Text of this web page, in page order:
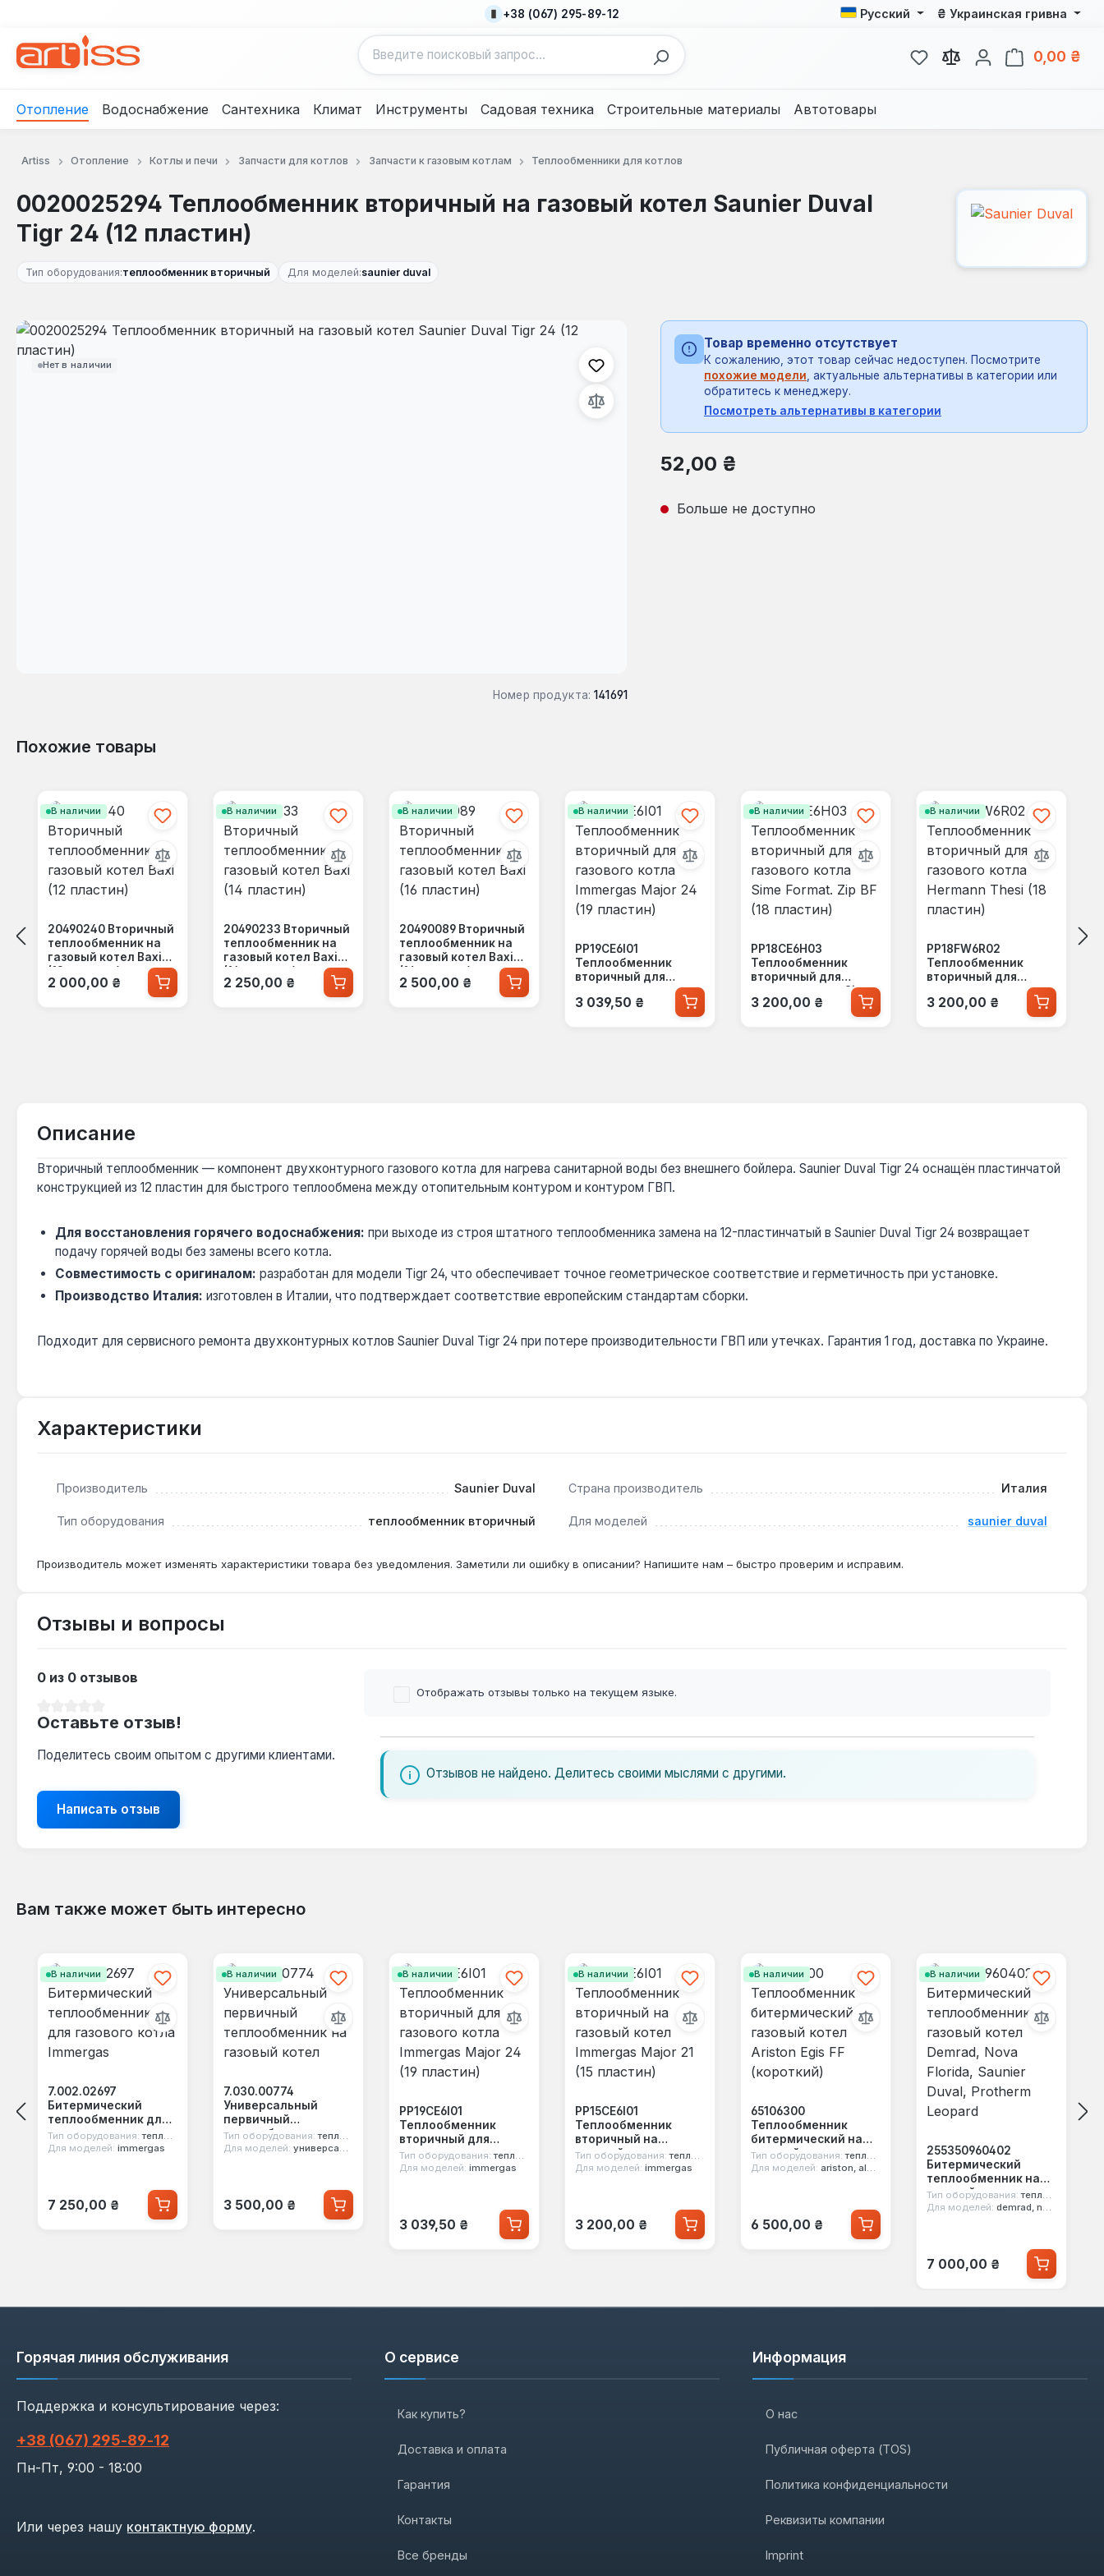
+38 (067) 295-89-12 Русский ₴ Украинская гривна
У вас есть товары из
0,00 ₴
Отопление Водоснабжение Сантехника Климат Инструменты Садовая техника Строительные материалы Автотовары
Artiss Отопление Котлы и печи Запчасти для котлов Запчасти к газовым котлам Теплообменники для котлов
0020025294 Теплообменник вторичный на газовый котел Saunier Duval
Tigr 24 (12 пластин)
Тип оборудования:теплообменник вторичный Для моделей:saunier duval
Нет в наличии
Пропустить галерею изображений
Номер продукта: 141691
Товар временно отсутствует
К сожалению, этот товар сейчас недоступен. Посмотрите
похожие модели , актуальные альтернативы в категории или
обратитесь к менеджеру.
Посмотреть альтернативы в категории
Обычная цена:
52,00 ₴
Больше не доступно
Похожие товары
В наличии
20490240 Вторичный
теплообменник на
газовый котел Baxi
(12 пластин)
Обычная цена:
2 000,00 ₴
В наличии
20490233 Вторичный
теплообменник на
газовый котел Baxi
(14 пластин)
Обычная цена:
2 250,00 ₴
В наличии
20490089 Вторичный
теплообменник на
газовый котел Baxi
(16 пластин)
Обычная цена:
2 500,00 ₴
В наличии
PP19CE6I01
Теплообменник
вторичный для
Immergas Major 24 (19
Обычная цена:
3 039,50 ₴
В наличии
PP18CE6H03
Теплообменник
вторичный для
газового котла Sime
Format. Zip BF (18
Обычная цена:
3 200,00 ₴
В наличии
PP18FW6R02
Теплообменник
вторичный для
Hermann Thesi (18
Обычная цена:
3 200,00 ₴
Описание
Вторичный теплообменник — компонент двухконтурного газового котла для нагрева санитарной воды без внешнего бойлера. Saunier Duval Tigr 24 оснащён пластинчатой
конструкцией из 12 пластин для быстрого теплообмена между отопительным контуром и контуром ГВП.
Для восстановления горячего водоснабжения: при выходе из строя штатного теплообменника замена на 12-пластинчатый в Saunier Duval Tigr 24 возвращает
подачу горячей воды без замены всего котла.
Совместимость с оригиналом: разработан для модели Tigr 24, что обеспечивает точное геометрическое соответствие и герметичность при установке.
Производство Италия: изготовлен в Италии, что подтверждает соответствие европейским стандартам сборки.
Подходит для сервисного ремонта двухконтурных котлов Saunier Duval Tigr 24 при потере производительности ГВП или утечках. Гарантия 1 год, доставка по Украине.
Характеристики
Производитель Saunier Duval Страна производитель Италия
Тип оборудования теплообменник вторичный Для моделей saunier duval
Производитель может изменять характеристики товара без уведомления. Заметили ли ошибку в описании? Напишите нам – быстро проверим и исправим.
Отзывы и вопросы
0 из 0 отзывов
Оставьте отзыв!
Поделитесь своим опытом с другими клиентами.
Написать отзыв
Отображать отзывы только на текущем языке.
Отзывов не найдено. Делитесь своими мыслями с другими.
Вам также может быть интересно
В наличии
7.002.02697
Битермический
теплообменник для
газового котла
Immergas
Тип оборудования: теплообменник битермический
Для моделей: immergas
Обычная цена:
7 250,00 ₴
В наличии
7.030.00774
Универсальный
первичный
теплообменник на
газовый котел
Тип оборудования: теплообменник первичный
Для моделей: универсальная
Обычная цена:
3 500,00 ₴
В наличии
PP19CE6I01
Теплообменник
вторичный для
газового котла
Immergas Major 24 (19
Тип оборудования: теплообменник вторичный
Для моделей: immergas
Обычная цена:
3 039,50 ₴
В наличии
PP15CE6I01
Теплообменник
вторичный на
газовый котел
Immergas Major 21 (15
Тип оборудования: теплообменник вторичный
Для моделей: immergas
Обычная цена:
3 200,00 ₴
В наличии
65106300
Теплообменник
битермический на
газовый котел
Ariston Egis FF
Тип оборудования: теплообменник битермический
Для моделей: ariston, alpha, biasi, immergas, sime, unical
Обычная цена:
6 500,00 ₴
В наличии
255350960402
Битермический
теплообменник на
газовый котел
Demrad, Nova Florida,
Тип оборудования: теплообменник битермический
Для моделей: demrad, nova florida, protherm, saunier duval
Обычная цена:
7 000,00 ₴
Горячая линия обслуживания
Поддержка и консультирование через:
+38 (067) 295‑89‑12
Пн-Пт, 9:00 - 18:00
Или через нашу контактную форму.
О сервисе
Как купить?
Доставка и оплата
Гарантия
Контакты
Все бренды
Информация
О нас
Публичная оферта (TOS)
Политика конфиденциальности
Реквизиты компании
Imprint